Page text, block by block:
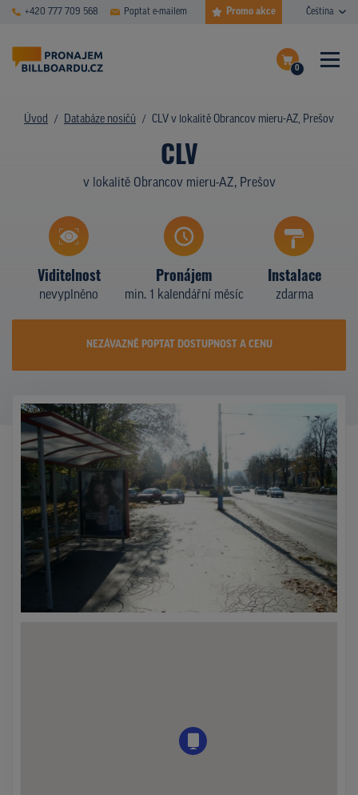
+420 777 709 568 Poptat e-mailem Promo akce Čeština
0
Dokončit poptávku
Zobrazit nosiče na mapě
ČASTÉ DOTAZY
DATABÁZE NOSIČŮ
PLOCHY V AKCI
CENY
Z PRAXE
KDO JSME
PROMO AKCE
Úvod Databáze nosičů CLV v lokalitě Obrancov mieru-AZ, Prešov
CLV
v lokalitě Obrancov mieru-AZ, Prešov
Viditelnost
nevyplněno
Pronájem
min. 1 kalendářní měsíc
Instalace
zdarma
NEZÁVAZNĚ POPTAT DOSTUPNOST A CENU